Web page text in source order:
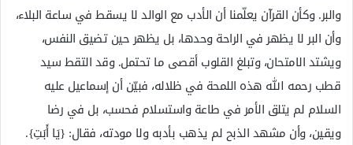
والبر. وكأن القرآن يعلّمنا أن الأدب مع الوالد لا يسقط في ساعة البلاء،
وأن البر لا يظهر في الراحة وحدها، بل يظهر حين تضيق النفس،
ويشتد الامتحان، وتبلغ القلوب أقصى ما تحتمل. وقد التقط سيد
قطب رحمه الله هذه اللمحة في ظلاله، فبيّن أن إسماعيل عليه
السلام لم يتلق الأمر في طاعة واستسلام فحسب، بل في رضا
ويقين، وأن مشهد الذبح لم يذهب بأدبه ولا مودته، فقال: {يَا أَبَتِ}.